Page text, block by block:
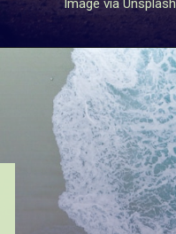
Image via Unsplash